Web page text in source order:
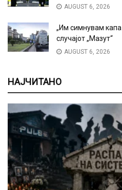
AUGUST 6, 2026
„Им симнувам
случајот „Мазут“
AUGUST 6, 2026
НАЈЧИТАНО